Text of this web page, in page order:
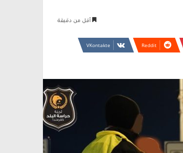
أقل من دقيقة